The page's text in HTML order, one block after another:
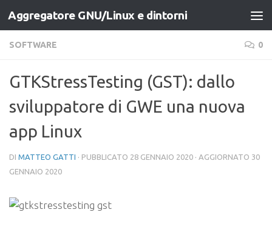
Salta al contenuto
Aggregatore GNU/Linux e dintorni
SOFTWARE 0
GTKStressTesting (GST): dallo
sviluppatore di GWE una nuova
app Linux
DI MATTEO GATTI · PUBBLICATO 28 GENNAIO 2020 · AGGIORNATO 30
GENNAIO 2020